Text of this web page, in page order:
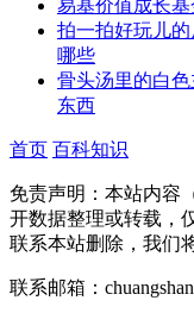
易基价值成长基
拍一拍好玩儿
哪些
骨头汤里的白
东西
首页 百科知识
免责声明：本站内容
开数据整理或转载，
联系本站删除，我们
联系邮箱：